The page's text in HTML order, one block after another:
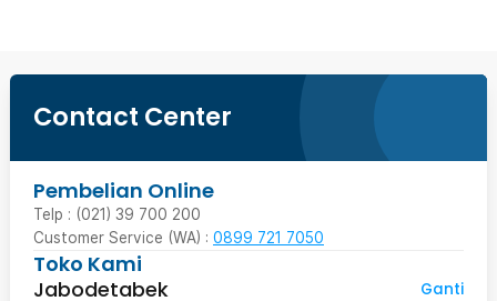
Contact Center
Pembelian Online
Telp : (021) 39 700 200
Customer Service (WA) : 0899 721 7050
Toko Kami
Jabodetabek
Ganti